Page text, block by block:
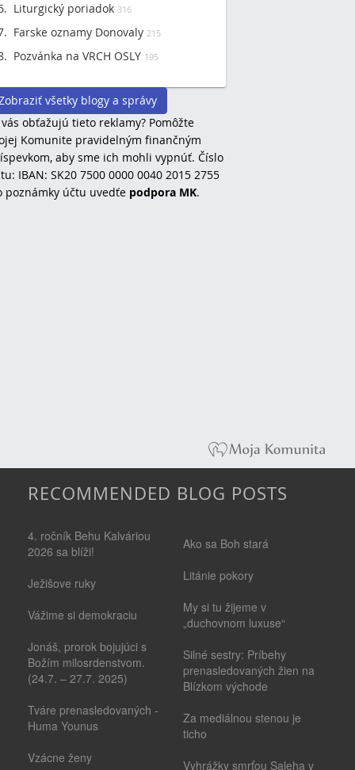
Liturgický poriadok 316
Farske oznamy Donovaly 215
Pozvánka na VRCH OSLY 195
všetky blogy a správy
obťažujú tieto reklamy? Pomôžte
Komunite pravidelným finančným
aby sme ich mohli vypnúť. Číslo
IBAN: SK20 7500 0000 0040 2015 2755
poznámky účtu uvedťe podpora MK.
RECOMMENDED BLOG POSTS
4. ročník Behu Kalváriou
2026 sa blíži!
Ježišove ruky
Vážime si demokraciu
Jonáš, prorok bojujúci s
Božím milosrdenstvom.
(24.7. – 27.7. 2025)
Tváre prenasledovaných -
Huma Younus
Vzácne ženy
Ako sa Boh stará
Litánie pokory
My si tu žijeme v
„duchovnom luxuse“
Silné sestry: Príbehy
prenasledovaných žien na
Blízkom východe
Za mediálnou stenou je
ticho
Vyhrážky smrťou Saleha v